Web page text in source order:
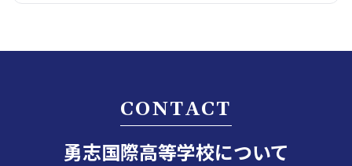
CONTACT
勇志国際高等学校について